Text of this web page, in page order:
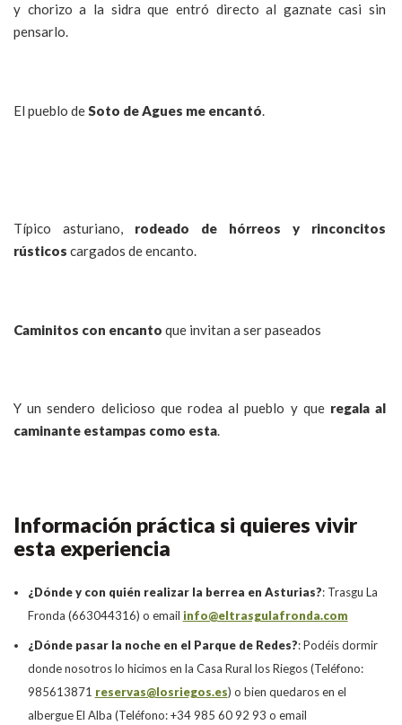
y chorizo a la sidra que entró directo al gaznate casi sin
pensarlo.
El pueblo deSoto de Agues me encantó.
Típico asturiano, rodeado de hórreos y rinconcitos
rústicos cargados de encanto.
Caminitos con encanto que invitan a ser paseados
Y un sendero delicioso que rodea al pueblo y que regala al
caminante estampas como esta.
Información práctica si quieres vivir
esta experiencia
¿Dónde y con quién realizar la berrea en Asturias?: Trasgu La
Fronda (663044316) o email info@eltrasgulafronda.com
¿Dónde pasar la noche en el Parque de Redes?: Podéis dormir
donde nosotros lo hicimos en la Casa Rural los Riegos (Teléfono:
985613871 reservas@losriegos.es) o bien quedaros en el
albergue El Alba (Teléfono: +34 985 60 92 93 o email